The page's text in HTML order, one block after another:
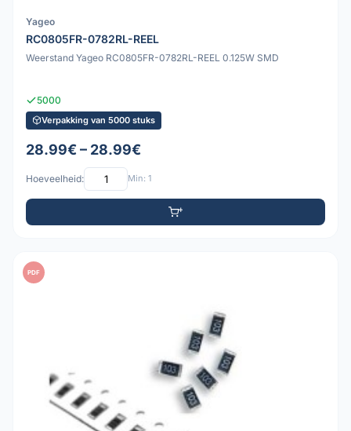
Yageo
RC0805FR-0782RL-REEL
Weerstand Yageo RC0805FR-0782RL-REEL 0.125W SMD
5000
Verpakking van 5000 stuks
28.99€ – 28.99€
Hoeveelheid: Min: 1
PDF